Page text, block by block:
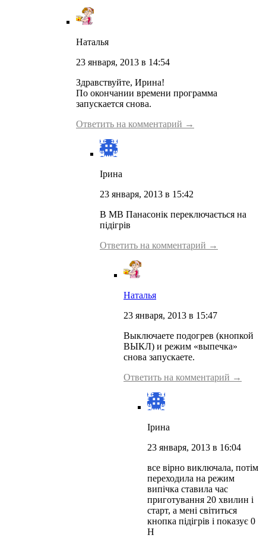
Наталья
23 января, 2013 в 14:54
Здравствуйте, Ирина!
По окончании времени программа
запускается снова.
Ответить на комментарий →
Ірина
23 января, 2013 в 15:42
В МВ Панасонік переключається на
підігрів
Ответить на комментарий →
Наталья
23 января, 2013 в 15:47
Выключаете подогрев (кнопкой
ВЫКЛ) и режим «выпечка»
снова запускаете.
Ответить на комментарий →
Ірина
23 января, 2013 в 16:04
все вірно виключала, потім
переходила на режим
випічка ставила час
приготування 20 хвилин і
старт, а мені світиться
кнопка підігрів і показує 0
Н